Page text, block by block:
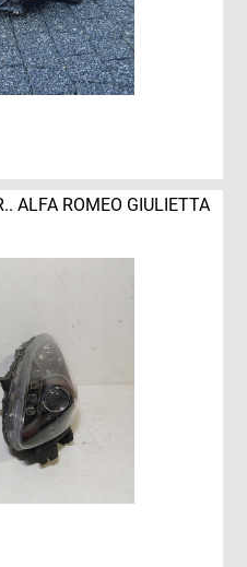
ALFA ROMEO GIULIETTA